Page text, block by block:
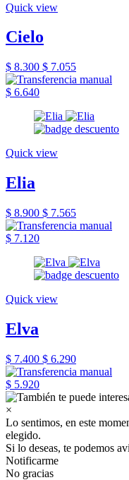
Quick view
Cielo
$ 8.300 $ 7.055
$ 6.640
Quick view
Elia
$ 8.900 $ 7.565
$ 7.120
Quick view
Elva
$ 7.400 $ 6.290
$ 5.920
×
Lo sentimos, en este
elegido.
Si lo deseas, te podemos
Notificarme
No gracias